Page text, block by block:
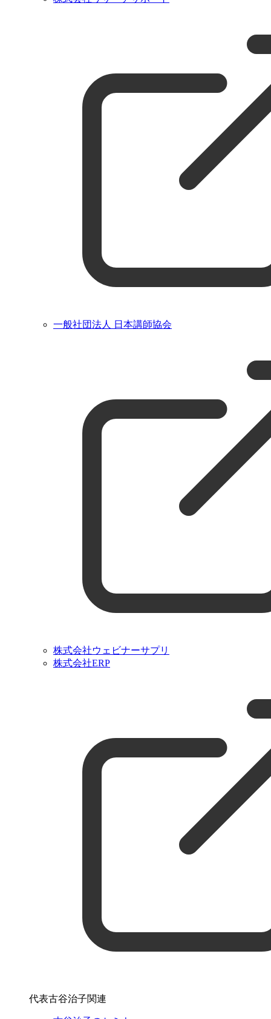
一般社団法人 日本講師協会
株式会社ウェビナーサプリ
株式会社ERP
代表古谷治子関連